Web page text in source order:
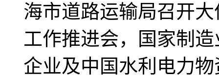
海市道路运输局召开
工作推进会，国家制
企业及中国水利电力